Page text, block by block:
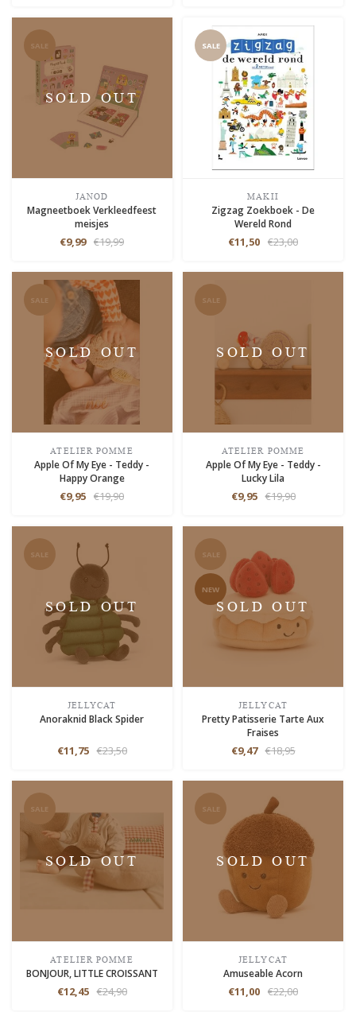
SALE
SOLD OUT
JANOD
Magneetboek Verkleedfeest
meisjes
€9,99 €19,99
SALE
MAKII
Zigzag Zoekboek - De
Wereld Rond
€11,50 €23,00
SALE
SOLD OUT
ATELIER POMME
Apple Of My Eye - Teddy -
Happy Orange
€9,95 €19,90
SALE
SOLD OUT
ATELIER POMME
Apple Of My Eye - Teddy -
Lucky Lila
€9,95 €19,90
SALE
SOLD OUT
JELLYCAT
Anoraknid Black Spider
€11,75 €23,50
SALE
NEW
SOLD OUT
JELLYCAT
Pretty Patisserie Tarte Aux
Fraises
€9,47 €18,95
SALE
SOLD OUT
ATELIER POMME
BONJOUR, LITTLE CROISSANT
€12,45 €24,90
SALE
SOLD OUT
JELLYCAT
Amuseable Acorn
€11,00 €22,00